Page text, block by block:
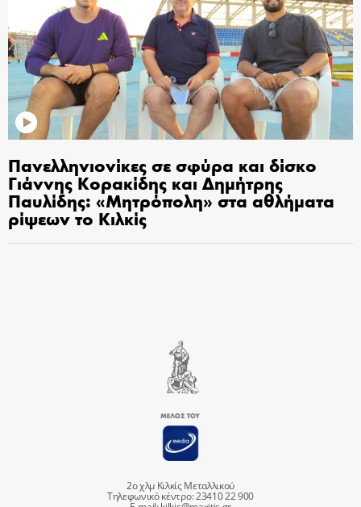
Πανελληνιονίκες σε σφύρα και δίσκο
Γιάννης Κορακίδης και Δημήτρης
Παυλίδης: «Μητρόπολη» στα αθλήματα
ρίψεων το Κιλκίς
2ο χλμ Κιλκίς Μεταλλικού
Τηλεφωνικό κέντρο: 23410 22 900